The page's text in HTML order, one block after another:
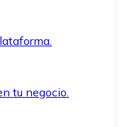
tu negocio.